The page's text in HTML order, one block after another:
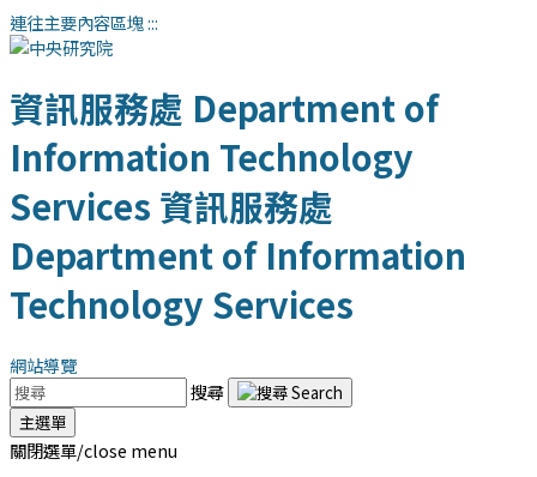
連往主要內容區塊:::
資訊服務處 Department of
Information Technology
Services 資訊服務處
Department of Information
Technology Services
網站導覽
搜尋
主選單
關閉選單/close menu